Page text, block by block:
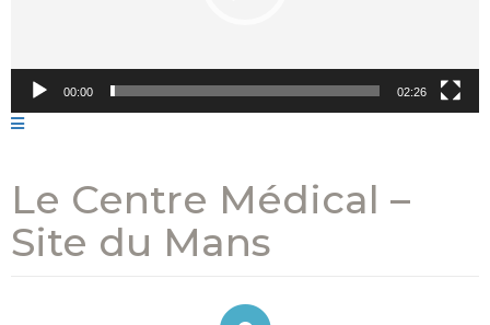
00:00 02:26
Le Centre Médical –
Site du Mans